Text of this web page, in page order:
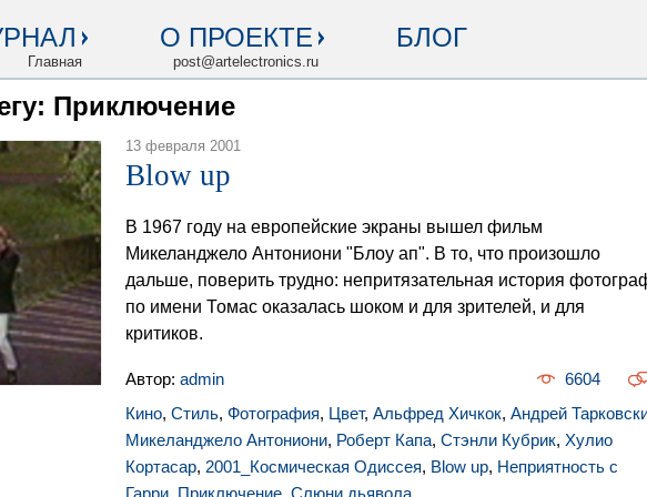
Главная
О ПРОЕКТЕ
post@artelectronics.ru
БЛОГ
Приключение
13 февраля 2001
Blow up
В 1967 году на европейские экраны вышел фильм
Микеланджело Антониони "Блоу ап". В то, что произошло
дальше, поверить трудно: непритязательная история
по имени Томас оказалась шоком и для зрителей, и для
критиков.
Автор: admin
6604
Кино, Стиль, Фотография, Цвет, Альфред Хичкок, Андрей
Микеланджело Антониони, Роберт Капа, Стэнли Кубрик, Хулио
Кортасар, 2001_Космическая Одиссея, Blow up, Неприятность с
Гарри, Приключение, Слюни дьявола